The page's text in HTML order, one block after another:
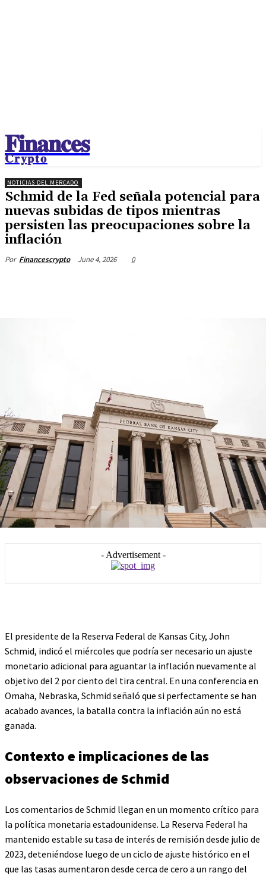
𝐅𝐢𝐧𝐚𝐧𝐜𝐞𝐬
𝐂𝐫𝐲𝐩𝐭𝐨
NOTICIAS DEL MERCADO
Schmid de la Fed señala potencial para
nuevas subidas de tipos mientras
persisten las preocupaciones sobre la
inflación
Por Financescrypto June 4, 2026 0
- Advertisement -
El presidente de la Reserva Federal de Kansas City, John
Schmid, indicó el miércoles que podría ser necesario un ajuste
monetario adicional para aguantar la inflación nuevamente al
objetivo del 2 por ciento del tira central. En una conferencia en
Omaha, Nebraska, Schmid señaló que si perfectamente se han
acabado avances, la batalla contra la inflación aún no está
ganada.
Contexto e implicaciones de las
observaciones de Schmid
Los comentarios de Schmid llegan en un momento crítico para
la política monetaria estadounidense. La Reserva Federal ha
mantenido estable su tasa de interés de remisión desde julio de
2023, deteniéndose luego de un ciclo de ajuste histórico en el
que las tasas aumentaron desde cerca de cero a un rango del